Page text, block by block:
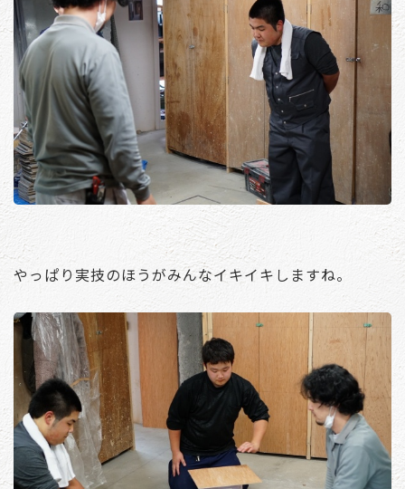
やっぱり実技のほうがみんなイキイキしますね。